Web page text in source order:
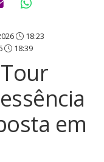
18:23
18:39
em